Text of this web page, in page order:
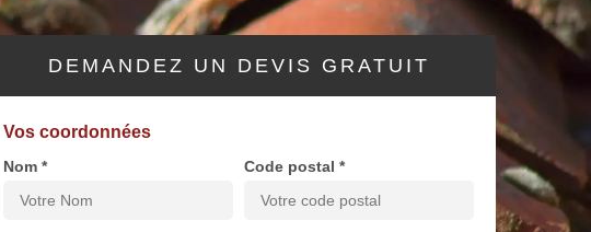
DEMANDEZ UN DEVIS GRATUIT
Vos coordonnées
Nom * Code postal *